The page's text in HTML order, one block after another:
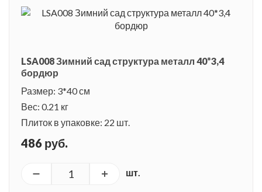
LSA008 Зимний сад структура металл 40*3,4
бордюр
Размер: 3*40 см
Вес: 0.21 кг
Плиток в упаковке: 22 шт.
486 руб.
шт.